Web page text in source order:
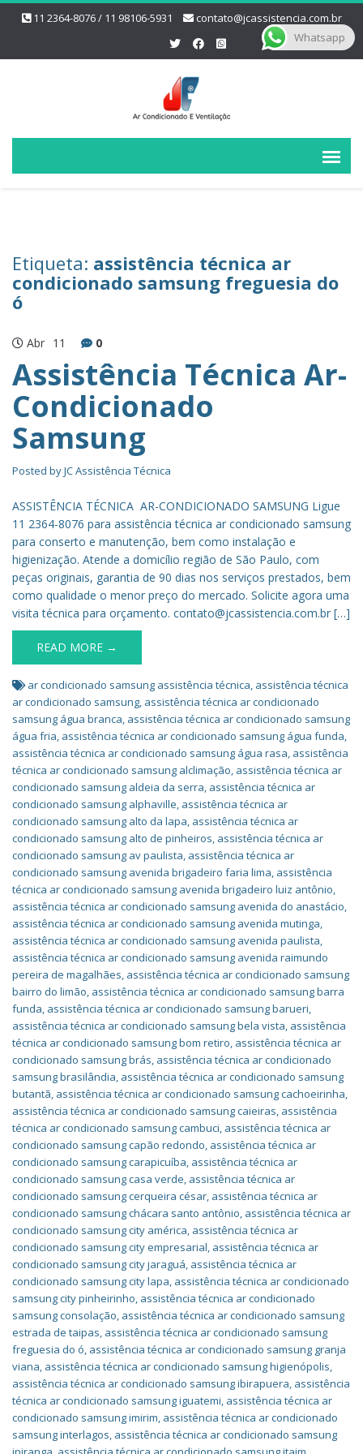
11 2364-8076 / 11 98106-5931 contato@jcassistencia.com.br
Etiqueta: assistência técnica ar
condicionado samsung freguesia do
ó
Abr 11 0
Assistência Técnica Ar-
Condicionado
Samsung
Posted byJC Assistência Técnica
ASSISTÊNCIA TÉCNICA AR-CONDICIONADO SAMSUNG Ligue
11 2364-8076 para assistência técnica ar condicionado samsung
para conserto e manutenção, bem como instalação e
higienização. Atende a domicílio região de São Paulo, com
peças originais, garantia de 90 dias nos serviços prestados, bem
como qualidade o menor preço do mercado. Solicite agora uma
visita técnica para orçamento. contato@jcassistencia.com.br […]
READ MORE →
ar condicionado samsung assistência técnica, assistência técnica
ar condicionado samsung, assistência técnica ar condicionado
samsung água branca, assistência técnica ar condicionado samsung
água fria, assistência técnica ar condicionado samsung água funda,
assistência técnica ar condicionado samsung água rasa, assistência
técnica ar condicionado samsung alclimação, assistência técnica ar
condicionado samsung aldeia da serra, assistência técnica ar
condicionado samsung alphaville, assistência técnica ar
condicionado samsung alto da lapa, assistência técnica ar
condicionado samsung alto de pinheiros, assistência técnica ar
condicionado samsung av paulista, assistência técnica ar
condicionado samsung avenida brigadeiro faria lima, assistência
técnica ar condicionado samsung avenida brigadeiro luiz antônio,
assistência técnica ar condicionado samsung avenida do anastácio,
assistência técnica ar condicionado samsung avenida mutinga,
assistência técnica ar condicionado samsung avenida paulista,
assistência técnica ar condicionado samsung avenida raimundo
pereira de magalhães, assistência técnica ar condicionado samsung
bairro do limão, assistência técnica ar condicionado samsung barra
funda, assistência técnica ar condicionado samsung barueri,
assistência técnica ar condicionado samsung bela vista, assistência
técnica ar condicionado samsung bom retiro, assistência técnica ar
condicionado samsung brás, assistência técnica ar condicionado
samsung brasilândia, assistência técnica ar condicionado samsung
butantã, assistência técnica ar condicionado samsung cachoeirinha,
assistência técnica ar condicionado samsung caieiras, assistência
técnica ar condicionado samsung cambuci, assistência técnica ar
condicionado samsung capão redondo, assistência técnica ar
condicionado samsung carapicuíba, assistência técnica ar
condicionado samsung casa verde, assistência técnica ar
condicionado samsung cerqueira césar, assistência técnica ar
condicionado samsung chácara santo antônio, assistência técnica ar
condicionado samsung city américa, assistência técnica ar
condicionado samsung city empresarial, assistência técnica ar
condicionado samsung city jaraguá, assistência técnica ar
condicionado samsung city lapa, assistência técnica ar condicionado
samsung city pinheirinho, assistência técnica ar condicionado
samsung consolação, assistência técnica ar condicionado samsung
estrada de taipas, assistência técnica ar condicionado samsung
freguesia do ó, assistência técnica ar condicionado samsung granja
viana, assistência técnica ar condicionado samsung higienópolis,
assistência técnica ar condicionado samsung ibirapuera, assistência
técnica ar condicionado samsung iguatemi, assistência técnica ar
condicionado samsung imirim, assistência técnica ar condicionado
samsung interlagos, assistência técnica ar condicionado samsung
Whatsapp